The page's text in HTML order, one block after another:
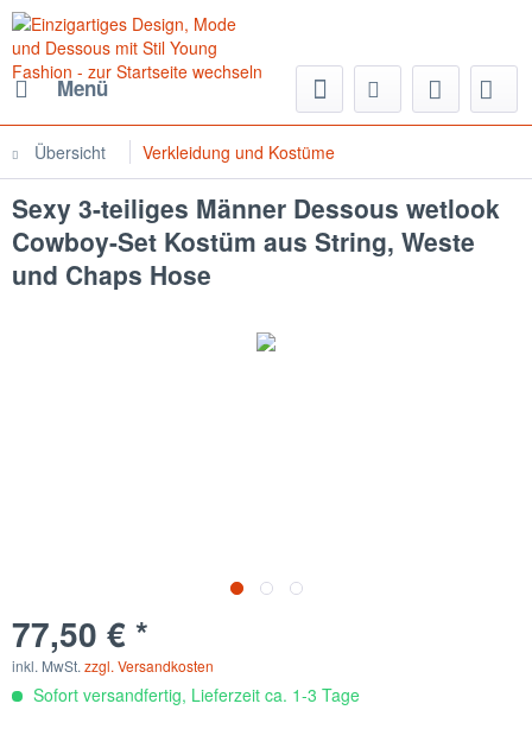
Menü
Übersicht Verkleidung und Kostüme
Sexy 3-teiliges Männer Dessous wetlook
Cowboy-Set Kostüm aus String, Weste
und Chaps Hose
77,50 € *
inkl. MwSt. zzgl. Versandkosten
Sofort versandfertig, Lieferzeit ca. 1-3 Tage